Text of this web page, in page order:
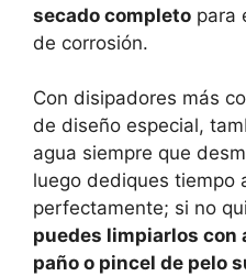
secado completo para
de corrosión.
Con disipadores más
de diseño especial,
agua siempre que
luego dediques tiempo
perfectamente; si no
puedes limpiarlos con
paño o pincel de pelo